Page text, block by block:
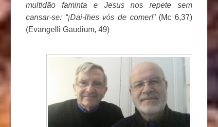
multidão faminta e Jesus nos repete sem
cansar-se: “¡Dai-lhes vós de comer!” (Mc 6,37)
(Evangelli Gaudium, 49)